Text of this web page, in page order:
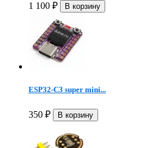
1 100 ₽
ESP32-C3 super mini...
350 ₽